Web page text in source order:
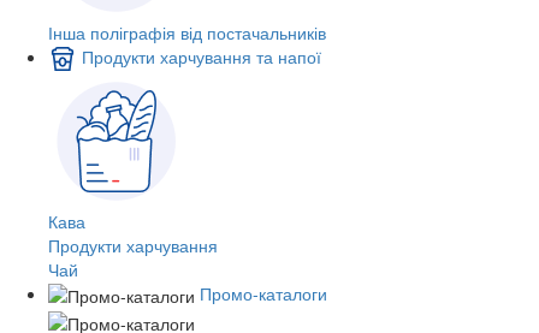
Інша поліграфія від постачальників
Продукти харчування та напої
Кава
Продукти харчування
Чай
Промо-каталоги